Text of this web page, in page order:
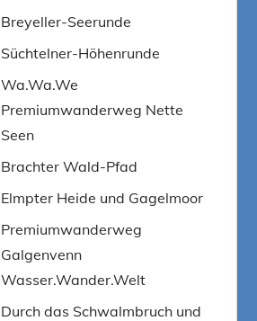
Breyeller-Seerunde
Süchtelner-Höhenrunde
Wa.Wa.We
Premiumwanderweg Nette
Seen
Brachter Wald-Pfad
Elmpter Heide und Gagelmoor
Premiumwanderweg
Galgenvenn
Wasser.Wander.Welt
Durch das Schwalmbruch und